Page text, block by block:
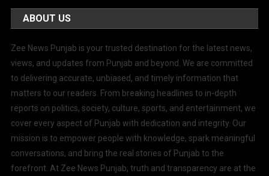
ABOUT US
Zee News Punjab is your trusted destination for the latest news,
views, and updates from Punjab and beyond. We are committed
to delivering accurate, unbiased, and timely information that
matters to our readers. From breaking headlines to in-depth
reports on politics, society, culture, sports, and entertainment, we
cover every aspect of Punjab with dedication and integrity. Our
mission is to empower people with knowledge, spark meaningful
conversations, and bring the real stories of Punjab to the
forefront. At Zee News Punjab, truth and transparency are at the